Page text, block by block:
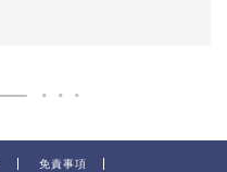
免責事項